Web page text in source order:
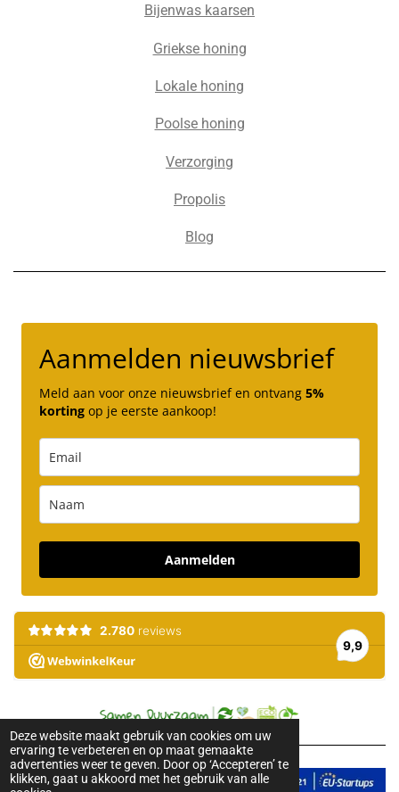
Deze website maakt gebruik van cookies om uw
ervaring te verbeteren en op maat gemaakte
advertenties weer te geven. Door op ‘Accepteren’ te
klikken, gaat u akkoord met het gebruik van alle
Bijenwas kaarsen
Griekse honing
Lokale honing
Poolse honing
Verzorging
Propolis
Blog
Aanmelden nieuwsbrief
Meld aan voor onze nieuwsbrief en ontvang 5%
korting op je eerste aankoop!
Aanmelden